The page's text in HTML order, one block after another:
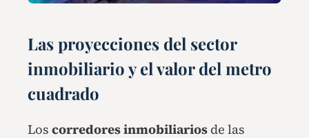
Las proyecciones del sector
inmobiliario y el valor del metro
cuadrado
Los corredores inmobiliarios de las